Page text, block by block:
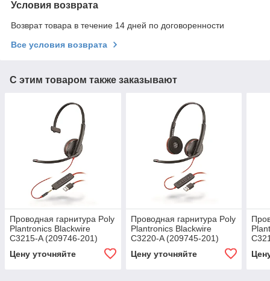
Условия возврата
Возврат товара в течение 14 дней по договоренности
Все условия возврата
С этим товаром также заказывают
Проводная гарнитура Poly
Plantronics Blackwire
C3215-A (209746-201)
Цену уточняйте
Проводная гарнитура Poly
Plantronics Blackwire
C3220-A (209745-201)
Цену уточняйте